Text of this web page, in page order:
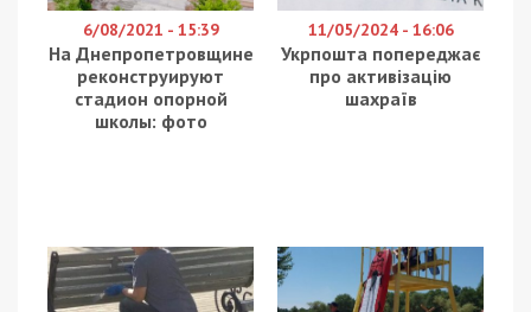
6/08/2021 - 15:39
На Днепропетровщине
реконструируют
стадион опорной
школы: фото
11/05/2024 - 16:06
Укрпошта попереджає
про активізацію
шахраїв